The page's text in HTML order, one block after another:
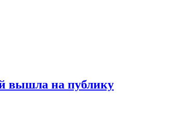
вышла на публику